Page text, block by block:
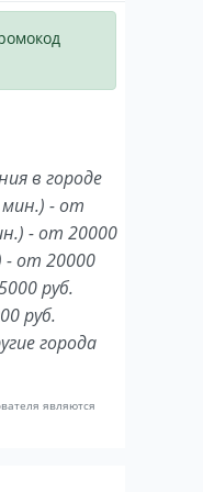
в городе
мин.) - от
- от 20000
- от 20000
руб.
руб.
города
являются